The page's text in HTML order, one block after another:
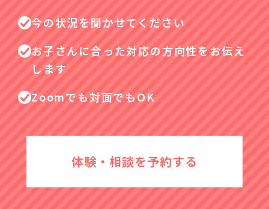
今の状況を聞かせてください
お子さんに合った対応の方向性をお伝え
します
Zoomでも対面でもOK
体験・相談を予約する